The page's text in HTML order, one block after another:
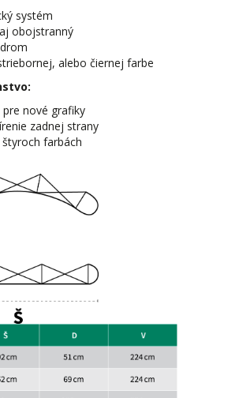
systém
obojstranný
alebo čiernej farbe
pre nové grafiky
zadnej strany
farbách